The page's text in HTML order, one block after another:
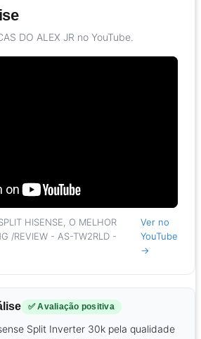
DO ALEX JR no YouTube.
HISENSE, O MELHOR
/REVIEW - AS-TW2RLD -
Ver no
YouTube
→
✅ Avaliação positiva
Split Inverter 30k pela qualidade